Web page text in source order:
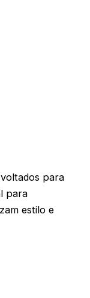
para
para
estilo e